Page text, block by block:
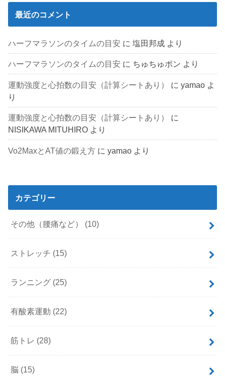
最近のコメント
ハーフマラソンのタイムの目安 に塩田邦成 より
ハーフマラソンのタイムの目安 に ちゅちゅポン より
運動強度と心拍数の目安（計算シートあり） にyamao よ
り
運動強度と心拍数の目安（計算シートあり）
に
NISIKAWA MITUHIRO より
Vo2MaxとAT値の鍛え方 にyamao より
カテゴリー
その他（腰痛など） (10)
ストレッチ (15)
ランニング (25)
有酸素運動 (22)
筋トレ (28)
脳 (15)